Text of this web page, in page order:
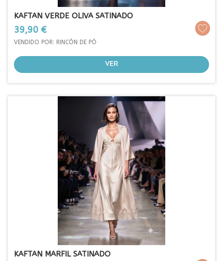
KAFTAN VERDE OLIVA SATINADO
Prezo
39,90 €
VENDIDO POR: RINCÓN DE PÓ
VER
KAFTAN MARFIL SATINADO